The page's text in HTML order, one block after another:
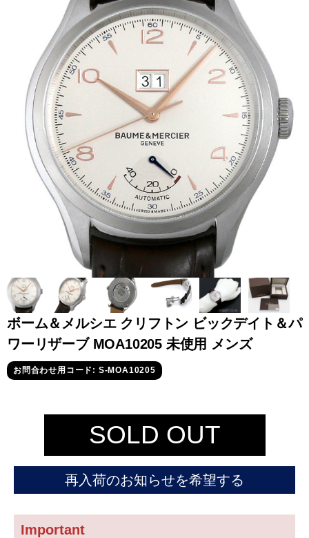
全てのブランドを見
る
ロレックス
パテック
フィリップ
オーデマピゲ ウブロ カルティエ
グランド
セイコー
オメガ IWC
ヴァシュロン
コンスタンタン
チューダー パネライ
ボーム＆メルシエ クリフトン ビックデイト＆パ
ワーリザーブ MOA10205 未使用 メンズ
お問合わせ用コード: S-MOA10205
SOLD OUT
再入荷のお知らせを希望する
Important